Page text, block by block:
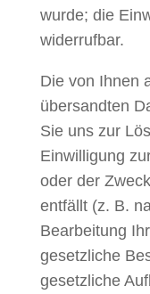
wurde; die
widerrufbar.
Die von Ihnen
übersandten
Sie uns zur
Einwilligung
oder der
entfällt (z. B.
Bearbeitung
gesetzliche
gesetzliche